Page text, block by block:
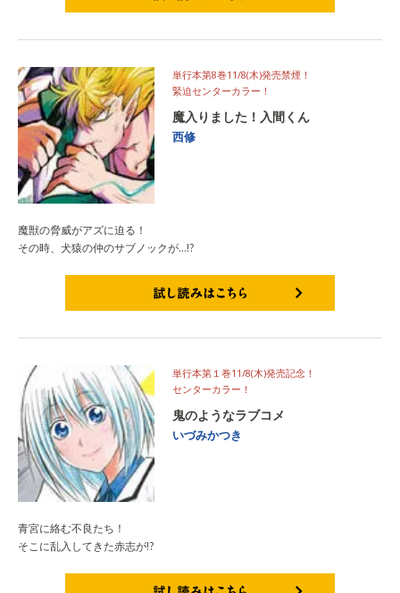
単行本第8巻11/8(木)発売禁煙！
緊迫センターカラー！
魔入りました！入間くん
西修
魔獣の脅威がアズに迫る！
その時、犬猿の仲のサブノックが…!?
単行本第１巻11/8(木)発売記念！
センターカラー！
鬼のようなラブコメ
いづみかつき
青宮に絡む不良たち！
そこに乱入してきた赤志が!?